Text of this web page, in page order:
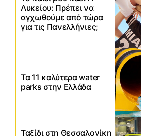
Λυκείου: Πρέπει να
αγχωθούμε από τώρα
για τις Πανελλήνιες;
Τα 11 καλύτερα water
parks στην Ελλάδα
Ταξίδι στη Θεσσαλονίκη